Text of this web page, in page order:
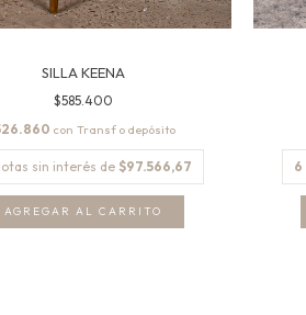
SILLA KEENA
$585.400
con
sin interés de $97.566,67 6